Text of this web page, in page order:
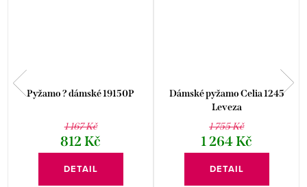
Pyžamo ? dámské 19150P
1 167 Kč
812 Kč
DETAIL
Dámské pyžamo Celia 1245
Leveza
1 755 Kč
1 264 Kč
DETAIL